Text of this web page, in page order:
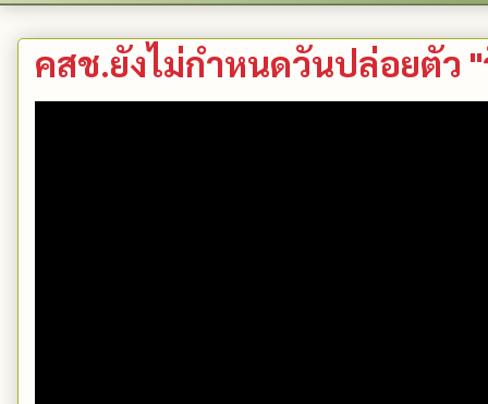
คสช.ยังไม่กำหนดวันปล่อยตัว